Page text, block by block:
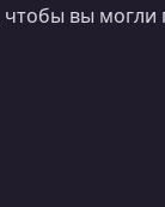
чтобы вы